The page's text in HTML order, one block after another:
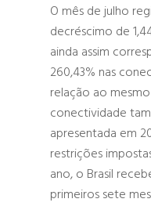
O mês de julho
decréscimo de
ainda assim
260,43% nas
relação ao
conectividade
apresentada em
restrições
ano, o Brasil
primeiros sete